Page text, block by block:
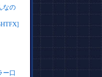
なの
ー口